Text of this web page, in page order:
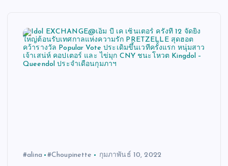
#alina #Choupinette กุมภาพันธ์ 10, 2022